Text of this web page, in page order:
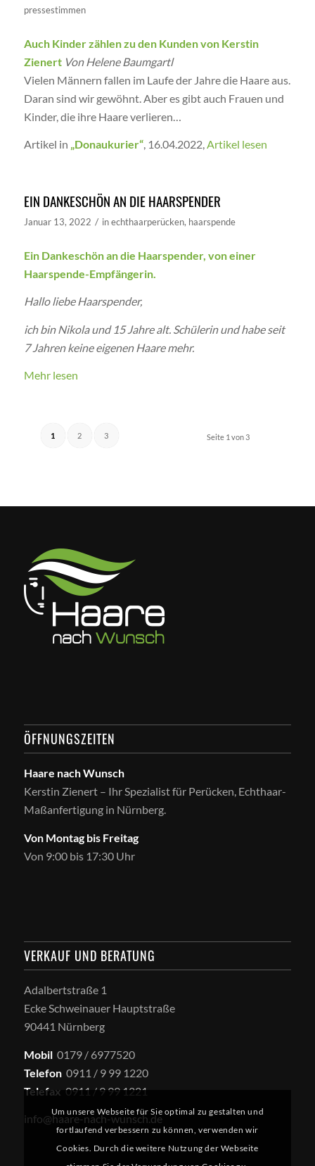
pressestimmen
Auch Kinder zählen zu den Kunden von Kerstin
Zienert Von Helene Baumgartl
Vielen Männern fallen im Laufe der Jahre die Haare aus.
Daran sind wir gewöhnt. Aber es gibt auch Frauen und
Kinder, die ihre Haare verlieren…
Artikel in „Donaukurier“, 16.04.2022,Artikel lesen
EIN DANKESCHÖN AN DIE HAARSPENDER
Januar 13, 2022 / inechthaarperücken, haarspende
Ein Dankeschön an die Haarspender, von einer
Haarspende-Empfängerin.
Hallo liebe Haarspender,
ich bin Nikola und 15 Jahre alt. Schülerin und habe seit
7 Jahren keine eigenen Haare mehr.
Mehr lesen
Seite 1 von 3
1 2 3
ÖFFNUNGSZEITEN
Haare nach Wunsch
Kerstin Zienert – Ihr Spezialist für Perücken, Echthaar-
Maßanfertigung in Nürnberg.
Von Montag bis Freitag
Von 9:00 bis 17:30 Uhr
VERKAUF UND BERATUNG
Adalbertstraße 1
Ecke Schweinauer Hauptstraße
90441 Nürnberg
Mobil0179 / 6977520
Telefon0911 / 9 99 1220
Telefax 0911 / 9 99 1221
info@haare-nach-wunsch.de
Um unsere Webseite für Sie optimal zu gestalten und
fortlaufend verbessern zu können, verwenden wir
Cookies. Durch die weitere Nutzung der Webseite